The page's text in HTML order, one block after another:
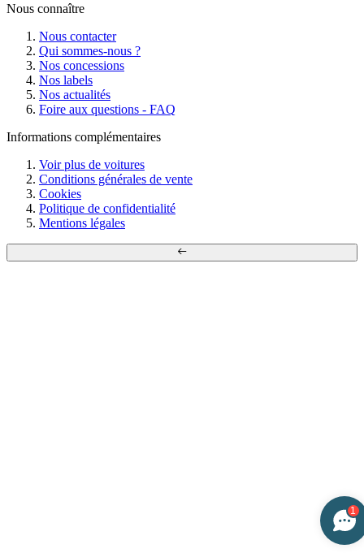
Nous connaître
Nous contacter
Qui sommes-nous ?
Nos concessions
Nos labels
Nos actualités
Foire aux questions - FAQ
Informations complémentaires
Voir plus de voitures
Conditions générales de vente
Cookies
Politique de confidentialité
Mentions légales
1